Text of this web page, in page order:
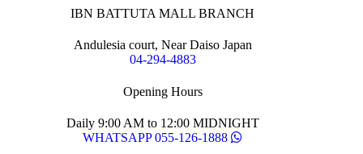
IBN BATTUTA MALL BRANCH
Andulesia court, Near Daiso Japan
04-294-4883
Opening Hours
Daily 9:00 AM to 12:00 MIDNIGHT
WHATSAPP 055-126-1888